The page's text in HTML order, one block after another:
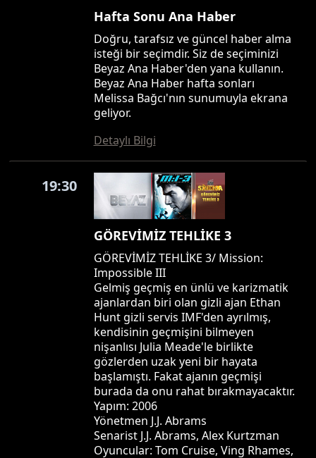
Hafta Sonu Ana Haber
Doğru, tarafsız ve güncel haber alma
isteği bir seçimdir. Siz de seçiminizi
Beyaz Ana Haber'den yana kullanın.
Beyaz Ana Haber hafta sonları
Melissa Bağcı'nın sunumuyla ekrana
geliyor.
Detaylı Bilgi
19:30
GÖREVİMİZ TEHLİKE 3
GÖREVİMİZ TEHLİKE 3/ Mission:
Impossible III
Gelmiş geçmiş en ünlü ve karizmatik
ajanlardan biri olan gizli ajan Ethan
Hunt gizli servis IMF'den ayrılmış,
kendisinin geçmişini bilmeyen
nişanlısı Julia Meade'le birlikte
gözlerden uzak yeni bir hayata
başlamıştı. Fakat ajanın geçmişi
burada da onu rahat bırakmayacaktır.
Yapım: 2006
Yönetmen J.J. Abrams
Senarist J.J. Abrams, Alex Kurtzman
Oyuncular: Tom Cruise, Ving Rhames,